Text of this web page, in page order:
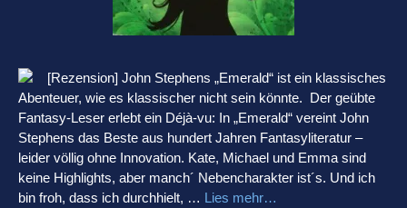
[Rezension] John Stephens „Emerald“ ist ein klassisches
Abenteuer, wie es klassischer nicht sein könnte. Der geübte
Fantasy-Leser erlebt ein Déjà-vu: In „Emerald“ vereint John
Stephens das Beste aus hundert Jahren Fantasyliteratur –
leider völlig ohne Innovation. Kate, Michael und Emma sind
keine Highlights, aber manch´ Nebencharakter ist´s. Und ich
bin froh, dass ich durchhielt, … Lies mehr…